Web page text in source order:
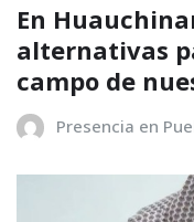
En
alternativas
campo de
Presencia en